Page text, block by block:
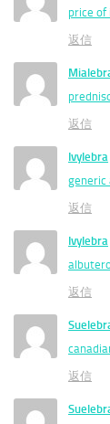
price
返信
返信
Ivylebra
generic
返信
Ivylebra
返信
返信